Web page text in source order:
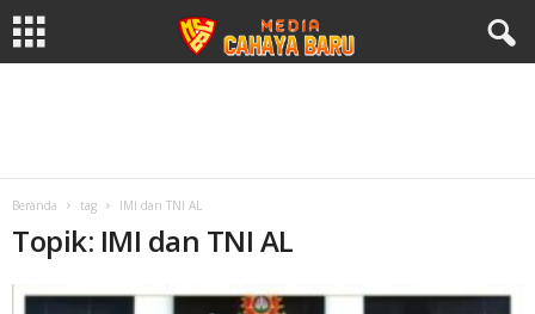
Beranda tag IMI dan TNI AL
Topik: IMI dan TNI AL